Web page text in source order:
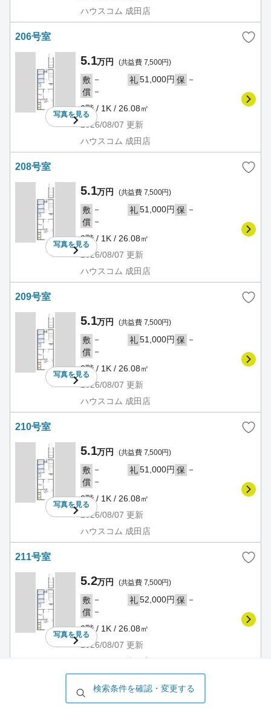
ハウスコム 成田店
206号室
写真を見る
5.1万円 (共益費 7,500円)
敷 － 礼51,000円 保 －
償 －
2階 / 1K / 26.08㎡
2026/08/07 更新
ハウスコム 成田店
208号室
写真を見る
5.1万円 (共益費 7,500円)
敷 － 礼51,000円 保 －
償 －
2階 / 1K / 26.08㎡
2026/08/07 更新
ハウスコム 成田店
209号室
写真を見る
5.1万円 (共益費 7,500円)
敷 － 礼51,000円 保 －
償 －
2階 / 1K / 26.08㎡
2026/08/07 更新
ハウスコム 成田店
210号室
写真を見る
5.1万円 (共益費 7,500円)
敷 － 礼51,000円 保 －
償 －
2階 / 1K / 26.08㎡
2026/08/07 更新
ハウスコム 成田店
211号室
写真を見る
5.2万円 (共益費 7,500円)
敷 － 礼52,000円 保 －
償 －
2階 / 1K / 26.08㎡
2026/08/07 更新
レオパレスブラントン ハウス
検索条件を確認・変更する